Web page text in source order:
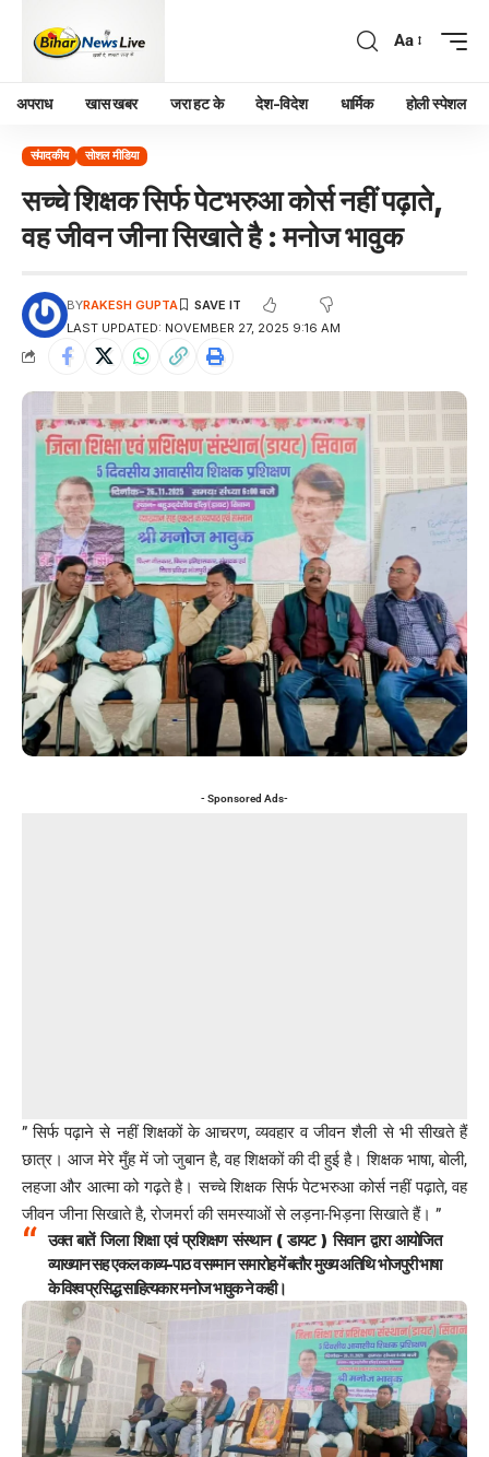
Aa
अपराध खास खबर जरा हट के देश-विदेश धार्मिक होली स्पेशल
संपादकीय सोशल मीडिया
सच्चे शिक्षक सिर्फ पेटभरुआ कोर्स नहीं पढ़ाते,
वह जीवन जीना सिखाते है : मनोज भावुक
LAST UPDATED: NOVEMBER 27, 2025 9:16 AM
BYRAKESH GUPTA
- Sponsored Ads-
” सिर्फ पढ़ाने से नहीं शिक्षकों के आचरण, व्यवहार व जीवन शैली से भी सीखते हैं
छात्र। आज मेरे मुँह में जो जुबान है, वह शिक्षकों की दी हुई है। शिक्षक भाषा, बोली,
लहजा और आत्मा को गढ़ते है। सच्चे शिक्षक सिर्फ पेटभरुआ कोर्स नहीं पढ़ाते, वह
जीवन जीना सिखाते है, रोजमर्रा की समस्याओं से लड़ना-भिड़ना सिखाते हैं। ”
उक्त बातें जिला शिक्षा एवं प्रशिक्षण संस्थान ( डायट ) सिवान द्वारा आयोजित
व्याख्यान सह एकल काव्य-पाठ व सम्मान समारोह में बतौर मुख्य अतिथि भोजपुरी भाषा
के विश्व प्रसिद्ध साहित्यकार मनोज भावुक ने कही।